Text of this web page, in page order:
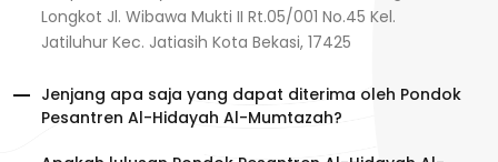
Longkot Jl. Wibawa Mukti II Rt.05/001 No.45 Kel.
Jatiluhur Kec. Jatiasih Kota Bekasi, 17425
Jenjang apa saja yang dapat diterima oleh Pondok
Pesantren Al-Hidayah Al-Mumtazah?